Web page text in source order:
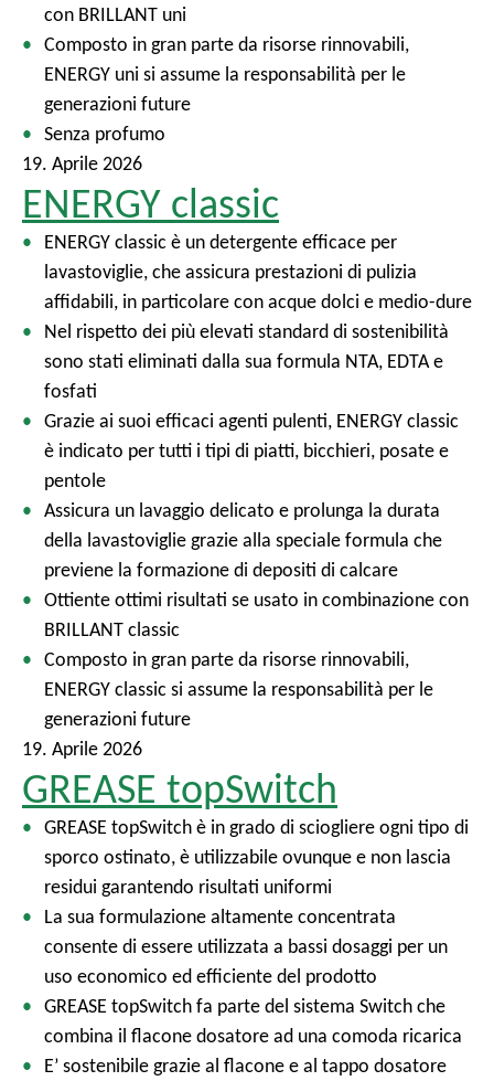
con BRILLANT uni
Composto in gran parte da risorse rinnovabili,
ENERGY uni si assume la responsabilità per le
generazioni future
Senza profumo
19. Aprile 2026
ENERGY classic
ENERGY classic è un detergente efficace per
lavastoviglie, che assicura prestazioni di pulizia
affidabili, in particolare con acque dolci e medio-dure
Nel rispetto dei più elevati standard di sostenibilità
sono stati eliminati dalla sua formula NTA, EDTA e
fosfati
Grazie ai suoi efficaci agenti pulenti, ENERGY classic
è indicato per tutti i tipi di piatti, bicchieri, posate e
pentole
Assicura un lavaggio delicato e prolunga la durata
della lavastoviglie grazie alla speciale formula che
previene la formazione di depositi di calcare
Ottiente ottimi risultati se usato in combinazione con
BRILLANT classic
Composto in gran parte da risorse rinnovabili,
ENERGY classic si assume la responsabilità per le
generazioni future
19. Aprile 2026
GREASE topSwitch
GREASE topSwitch è in grado di sciogliere ogni tipo di
sporco ostinato, è utilizzabile ovunque e non lascia
residui garantendo risultati uniformi
La sua formulazione altamente concentrata
consente di essere utilizzata a bassi dosaggi per un
uso economico ed efficiente del prodotto
GREASE topSwitch fa parte del sistema Switch che
combina il flacone dosatore ad una comoda ricarica
E’ sostenibile grazie al flacone e al tappo dosatore